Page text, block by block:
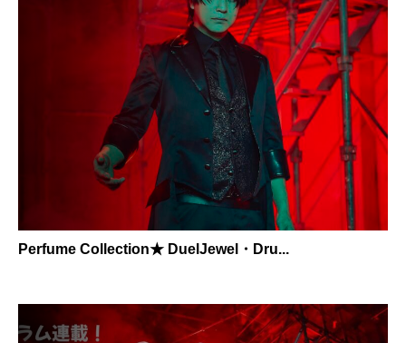
Perfume Collection★ DuelJewel・Dru...